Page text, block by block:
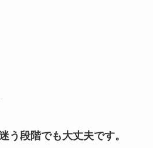
う段階でも大丈夫です。